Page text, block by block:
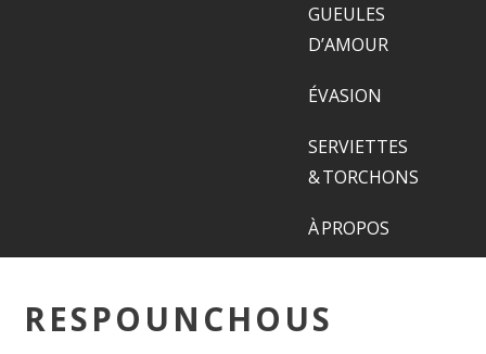
GUEULES
D’AMOUR
ÉVASION
SERVIETTES
& TORCHONS
À PROPOS
RESPOUNCHOUS